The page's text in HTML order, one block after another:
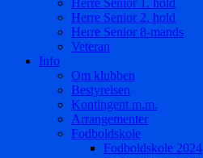
Herre Senior 1. hold
Herre Senior 2. hold
Herre Senior 8-mands
Veteran
Info
Om klubben
Bestyrelsen
Kontingent m.m.
Arrangementer
Fodboldskole
Fodboldskole 2024